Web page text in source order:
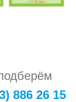
886 26 15